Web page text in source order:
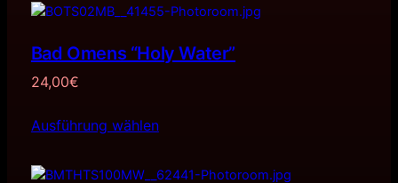
Bad Omens “Holy Water”
24,00€
Ausführung wählen